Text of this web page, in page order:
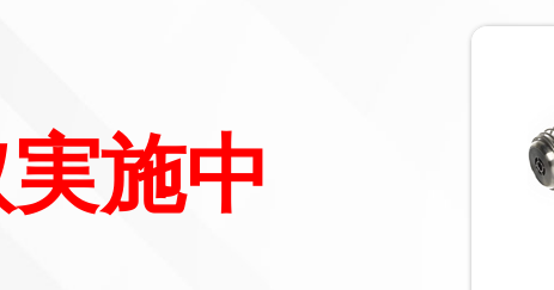
施中